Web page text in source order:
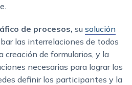
de procesos, su solución
las interrelaciones de todos
creación de formularios, y la
necesarias para lograr los
definir los participantes y la